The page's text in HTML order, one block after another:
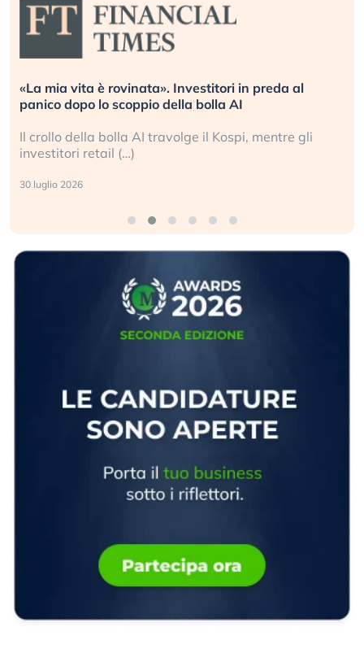
«La mia vita è rovinata». Investitori in preda al
panico dopo lo scoppio della bolla AI
Il crollo della bolla AI travolge il Kospi, mentre gli
investitori retail (…)
30 luglio 2026